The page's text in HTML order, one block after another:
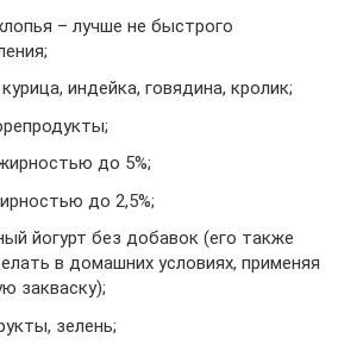
– лучше не быстрого
индейка, говядина, кролик;
до 5%;
до 2,5%;
йогурт без добавок (его также
в домашних условиях, применяя
закваску);
зелень;